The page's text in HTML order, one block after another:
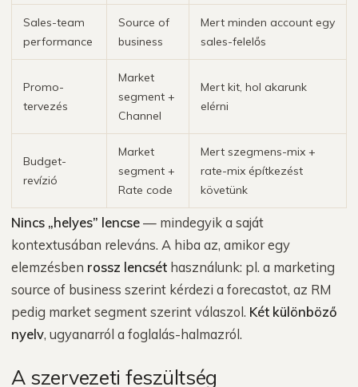
Sales-team
performance
Source of
business
Mert minden account egy
sales-felelős
Promo-
tervezés
Market
segment +
Channel
Mert kit, hol akarunk
elérni
Budget-
revízió
Market
segment +
Rate code
Mert szegmens-mix +
rate-mix építkezést
követünk
Nincs „helyes” lencse— mindegyik a saját
kontextusában releváns. A hiba az, amikor egy
elemzésben rossz lencsét használunk: pl. a marketing
source of business szerint kérdezi a forecastot, az RM
pedig market segment szerint válaszol. Két különböző
nyelv, ugyanarról a foglalás-halmazról.
A szervezeti feszültség